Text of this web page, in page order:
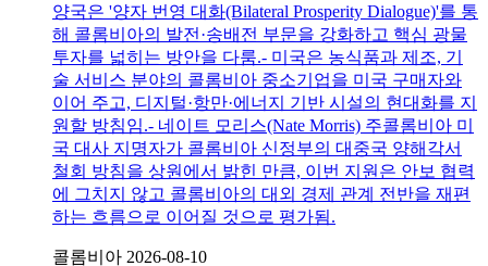
양국은 '양자 번영 대화(Bilateral Prosperity Dialogue)'를 통
해 콜롬비아의 발전·송배전 부문을 강화하고 핵심 광물
투자를 넓히는 방안을 다룸.- 미국은 농식품과 제조, 기
술 서비스 분야의 콜롬비아 중소기업을 미국 구매자와
이어 주고, 디지털·항만·에너지 기반 시설의 현대화를 지
원할 방침임.- 네이트 모리스(Nate Morris) 주콜롬비아 미
국 대사 지명자가 콜롬비아 신정부의 대중국 양해각서
철회 방침을 상원에서 밝힌 만큼, 이번 지원은 안보 협력
에 그치지 않고 콜롬비아의 대외 경제 관계 전반을 재편
하는 흐름으로 이어질 것으로 평가됨.
콜롬비아 2026-08-10